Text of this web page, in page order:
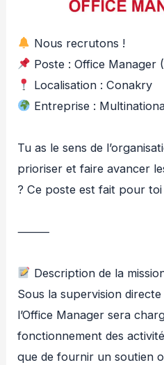
Nous recrutons !
Poste : Office Manager
Localisation : Conakry
Entreprise :
Tu as le sens de
prioriser et faire avancer
? Ce poste est fait pour toi
⸻
Description de la
Sous la supervision
l’Office Manager sera
fonctionnement des
que de fournir un soutien